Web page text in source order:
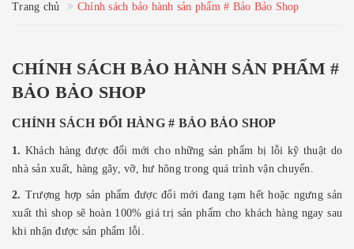
Trang chủ Chính sách bảo hành sản phẩm # Bảo Bảo Shop
CHÍNH SÁCH BẢO HÀNH SẢN PHẨM #
BẢO BẢO SHOP
CHÍNH SÁCH ĐỔI HÀNG # BẢO BẢO SHOP
1. Khách hàng được đổi mới cho những sản phẩm bị lỗi kỹ thuật do
nhà sản xuất, hàng gãy, vỡ, hư hõng trong quá trình vận chuyển.
2. Trượng hợp sản phẩm được đổi mới đang tạm hết hoặc ngưng sản
xuất thì shop sẽ hoàn 100% giá trị sản phẩm cho khách hàng ngay sau
khi nhận được sản phẩm lỗi.